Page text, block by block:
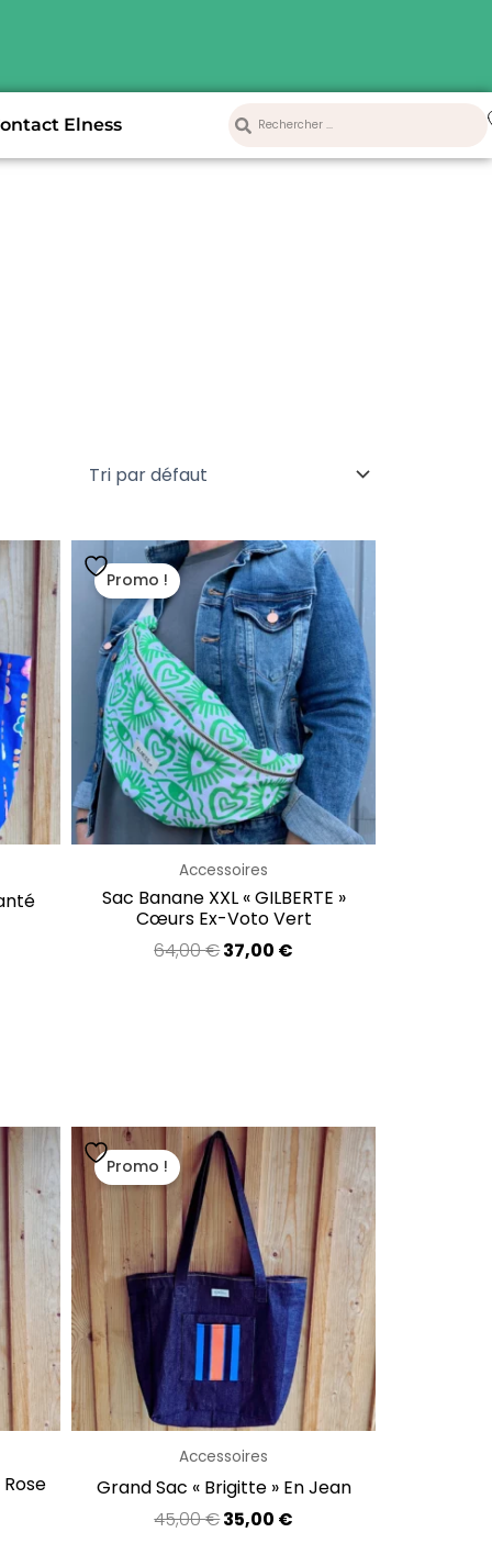
Elness
Rechercher
Rechercher
Promo !
Accessoires
Sac Banane XXL « GILBERTE »
Cœurs Ex-Voto Vert
64,00€
Le
prix
initial
était :
64,00 €.
37,00 €
Le
prix
actuel
est :
37,00 €.
Promo !
Accessoires
Grand Sac « Brigitte » En Jean
45,00€
Le
prix
initial
était :
45,00 €.
35,00 €
prix
actuel
est :
35,00 €.